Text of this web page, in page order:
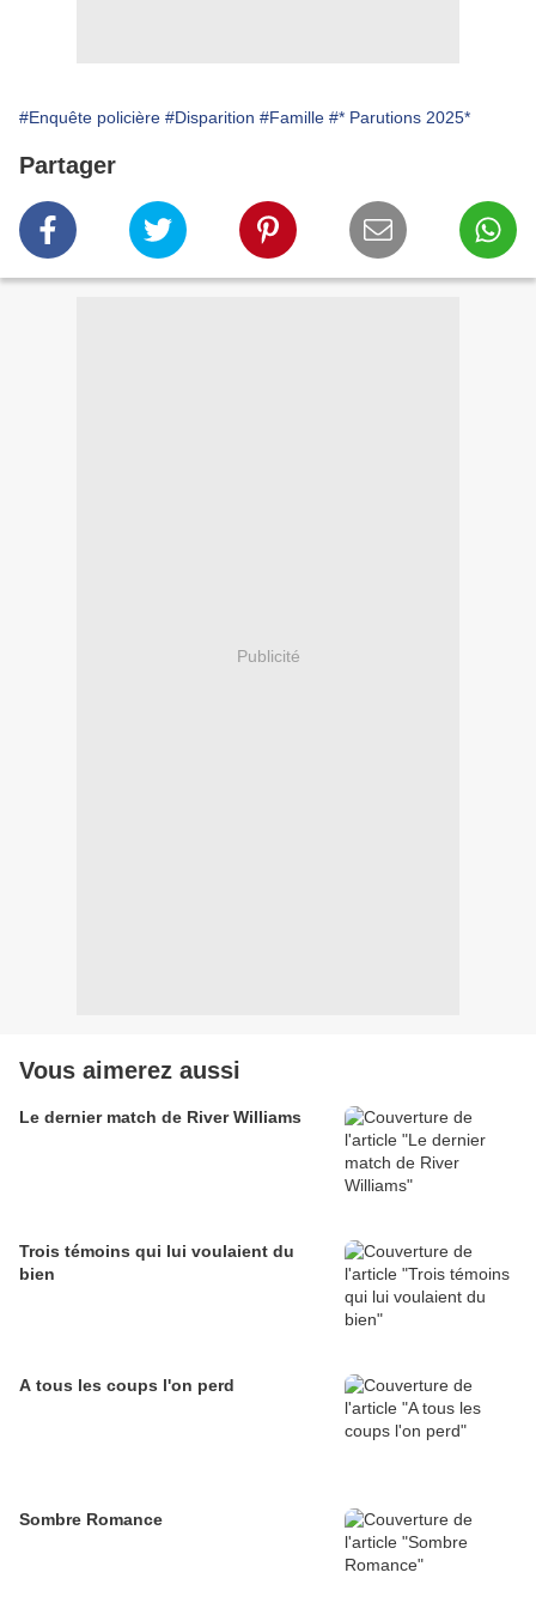
#Enquête policière #Disparition #Famille #* Parutions 2025*
Partager
Publicité
Vous aimerez aussi
Le dernier match de River Williams
Trois témoins qui lui voulaient du
bien
A tous les coups l'on perd
Sombre Romance